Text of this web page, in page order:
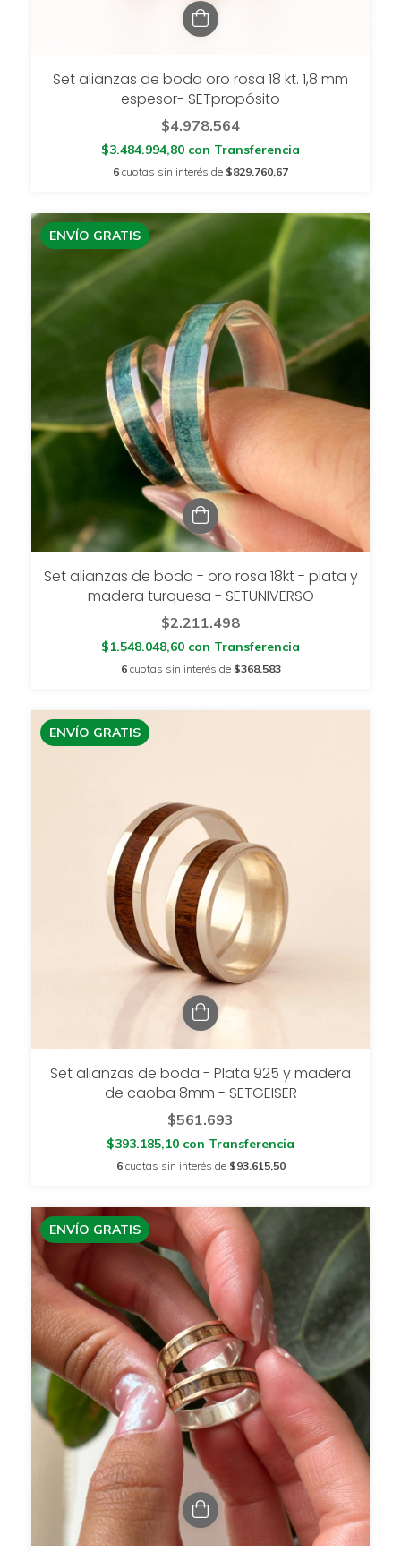
Set alianzas de boda oro rosa 18 kt. 1,8 mm
espesor- SETpropósito
$4.978.564
$3.484.994,80 con Transferencia
6 cuotas sin interés de $829.760,67
ENVÍO GRATIS
Set alianzas de boda - oro rosa 18kt - plata y
madera turquesa - SETUNIVERSO
$2.211.498
$1.548.048,60 con Transferencia
6 cuotas sin interés de $368.583
ENVÍO GRATIS
Set alianzas de boda - Plata 925 y madera
de caoba 8mm - SETGEISER
$561.693
$393.185,10 con Transferencia
6 cuotas sin interés de $93.615,50
ENVÍO GRATIS